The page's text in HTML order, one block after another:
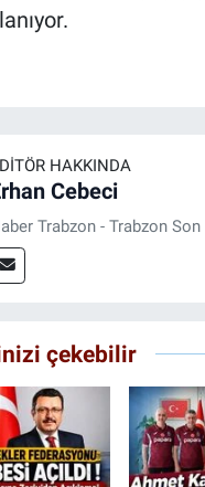
HAKKINDA
Cebeci
Trabzon - Trabzon
çekebilir